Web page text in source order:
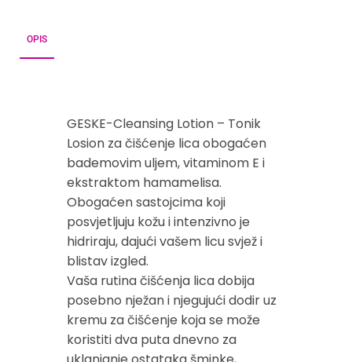
OPIS
GESKE-Cleansing Lotion – Tonik
Losion za čišćenje lica obogaćen
bademovim uljem, vitaminom E i
ekstraktom hamamelisa.
Obogaćen sastojcima koji
posvjetljuju kožu i intenzivno je
hidriraju, dajući vašem licu svjež i
blistav izgled.
Vaša rutina čišćenja lica dobija
posebno nježan i njegujući dodir uz
kremu za čišćenje koja se može
koristiti dva puta dnevno za